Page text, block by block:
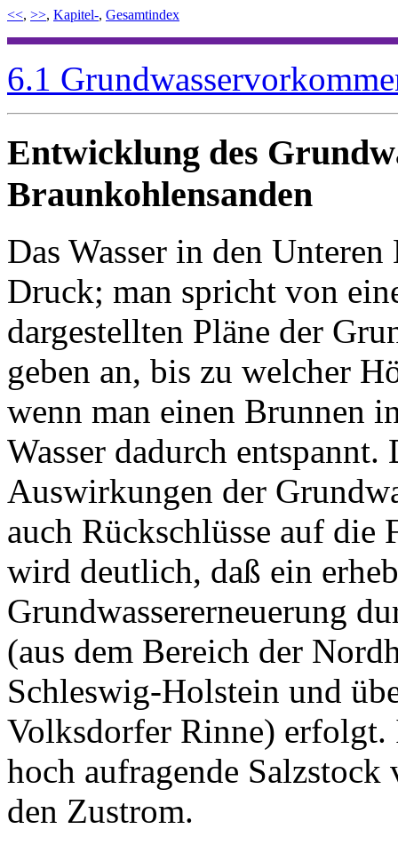
<<, >>, Kapitel-, Gesamtindex
6.1
Entwicklung des
Braunkohlensanden
Das Wasser in den
Druck; man spricht von
dargestellten Pläne der
geben an, bis zu welcher
wenn man einen Brunnen
Wasser dadurch
Auswirkungen der
auch Rückschlüsse auf die
wird deutlich, daß ein
Grundwassererneuerung
(aus dem Bereich der
Schleswig-Holstein und
Volksdorfer Rinne) erfolgt.
hoch aufragende
den Zustrom.